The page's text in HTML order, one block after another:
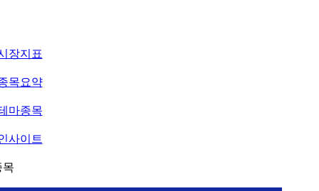
장지표
목요약
마종목
사이트
목